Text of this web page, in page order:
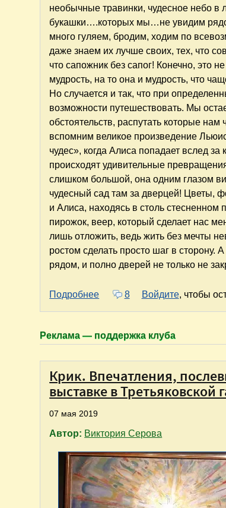
необычные травинки, чудесное небо в
букашки….которых мы…не увидим
много гуляем, бродим, ходим по
даже знаем их лучше своих, тех, что
что сапожник без сапог! Конечно, это
мудрость, на то она и мудрость, что
Но случается и так, что при
возможности путешествовать. Мы
обстоятельств, распутать которые нам
вспомним великое произведение
чудес», когда Алиса попадает вслед за
происходят удивительные
слишком большой, она одним глазом
чудесный сад там за дверцей! Цветы,
и Алиса, находясь в столь
пирожок, веер, который сделает нас
лишь отложить, ведь жить без мечты
ростом сделать просто шаг в
рядом, и полно дверей не только не
Подробнее о Сапожник без сапог.
8 Войдите, чтобы
Реклама — поддержка клуба
Крик. Впечатления,
выставке в Третьяковской
07 мая 2019
Автор: Виктория Серова